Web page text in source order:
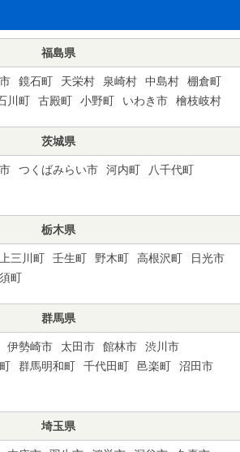
福島県
鏡石町 天栄村 泉崎村 中島村
棚倉町
川町 古殿町 小野町 いわき市 檜枝岐村
茨城県
つくばみらい市 河内町
八千代町
栃木県
上三川町 壬生町 野木町 高根沢町
日光市
町
群馬県
伊勢崎市 太田市 館林市
渋川市
群馬明和町 千代田町 邑楽町
沼田市
埼玉県